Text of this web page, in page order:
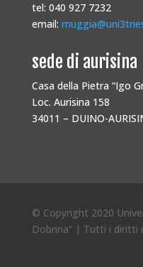
tel: 040 927 7232
email:
sede di aurisina
Casa della Pietra “Igo
Loc. Aurisina 158
34011 – DUINO-
© Copyright 2020
Dobrina” | Tutti i diritti